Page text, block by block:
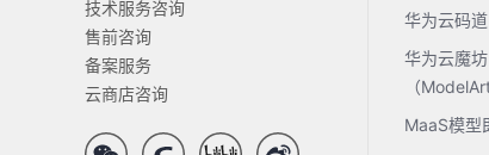
技术服务咨询
售前咨询
备案服务
云商店咨询
华为云码
华为云魔坊
（
MaaS模型